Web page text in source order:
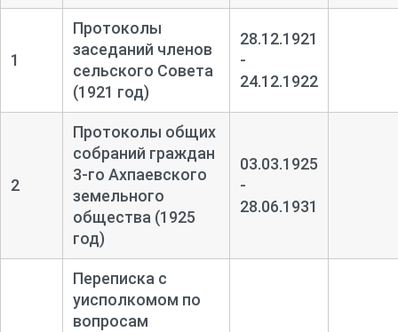
1
Протоколы
заседаний членов
сельского Совета
(1921 год)
28.12.1921
-
24.12.1922
2
Протоколы общих
собраний граждан
3-го Ахпаевского
земельного
общества (1925
год)
03.03.1925
-
28.06.1931
Переписка с
уисполкомом по
вопросам